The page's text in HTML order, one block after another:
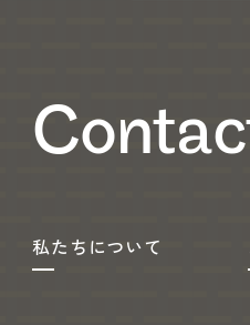
私たちについて